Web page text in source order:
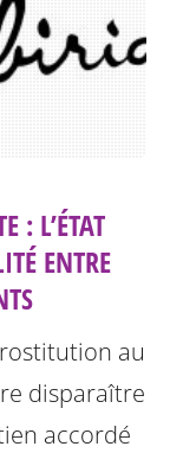
: L’ÉTAT
ENTRE
au
disparaître
accordé